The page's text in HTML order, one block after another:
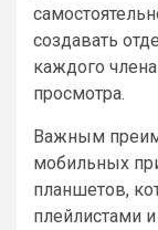
создавать
каждого
просмотра.
Важным
мобильных
планшетов,
плейлистами